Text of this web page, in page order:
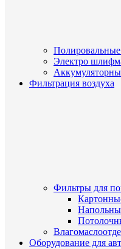
Электро
Фильтрация воздуха
Фильтры для
Оборудование для